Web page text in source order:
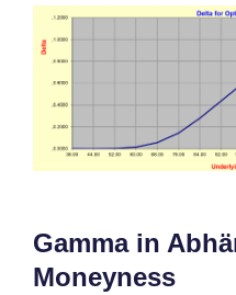
Gamma in
Moneyness